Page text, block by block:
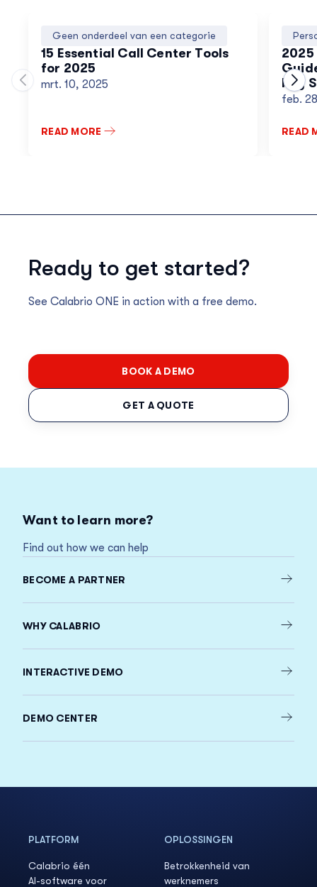
Geen onderdeel van een categorie
15 Essential Call Center Tools
for 2025
mrt. 10, 2025
READ MORE
Key
feb.
READ
Move to previous carousel slide
Ready to get started?
See Calabrio ONE in action with a free demo.
BOOK A DEMO
GET A QUOTE
Want to learn more?
Find out how we can help
BECOME A PARTNER
WHY CALABRIO
INTERACTIVE DEMO
DEMO CENTER
PLATFORM
Calabrio één
AI-software voor
OPLOSSINGEN
Betrokkenheid van
werknemers